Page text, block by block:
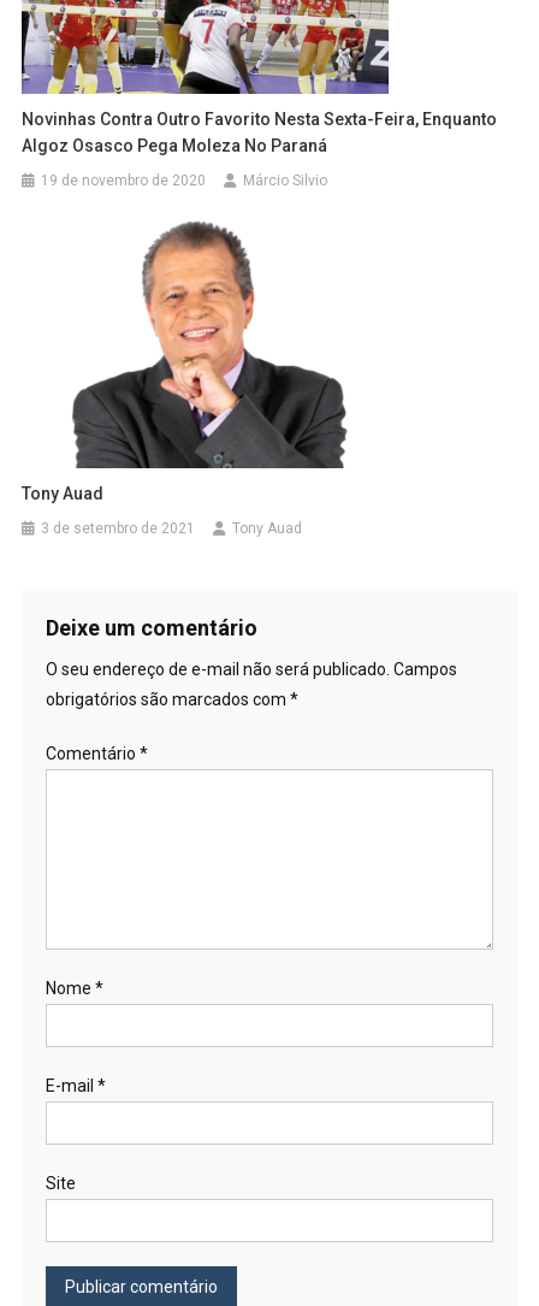
Novinhas Contra Outro Favorito Nesta Sexta-Feira, Enquanto
Algoz Osasco Pega Moleza No Paraná
19 de novembro de 2020 Márcio Silvio
Tony Auad
3 de setembro de 2021 Tony Auad
Deixe um comentário
O seu endereço de e-mail não será publicado. Campos
obrigatórios são marcados com *
Comentário *
Nome *
E-mail *
Site